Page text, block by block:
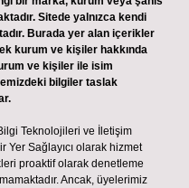
Sitede yalnızca kendi
Burada yer alan içerikler
kurum ve kişiler hakkında
ve kişiler ile isim
bilgiler taslak
Teknolojileri ve İletişim
Yer Sağlayıcı olarak hizmet
proaktif olarak denetleme
Ancak, üyelerimiz